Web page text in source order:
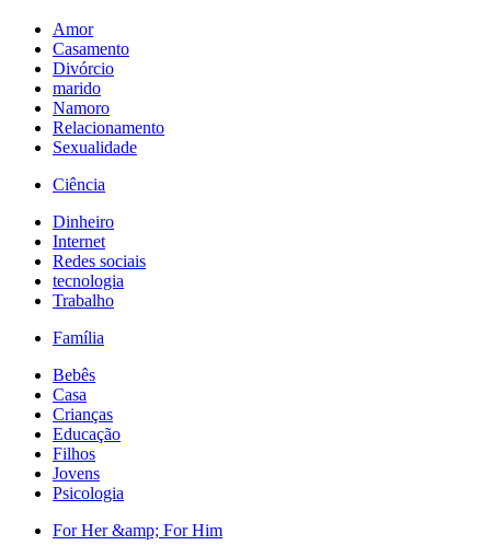
Amor
Casamento
Divórcio
marido
Namoro
Relacionamento
Sexualidade
Ciência
Dinheiro
Internet
Redes sociais
tecnologia
Trabalho
Família
Bebês
Casa
Crianças
Educação
Filhos
Jovens
Psicologia
For Her &amp; For Him